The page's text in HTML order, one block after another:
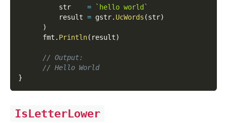
          str
=
`hello world`
          result
= gstr. UcWords (str)
)
      fmt
. Println( result)
// Output:
// Hello World
}
IsLetterLower